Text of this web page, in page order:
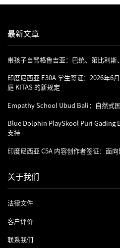
最新文章
带孩子自驾格鲁吉亚：巴统、第比利
印度尼西亚 E30A 学生签证：2026年6
庭 KITAS 的新规定
Empathy School Ubud Bali：自然式
Blue Dolphin PlaySkool Puri Gading
支持
印度尼西亚 C5A 内容创作者签证：面
关于我们
法律文件
客户评价
联系我们